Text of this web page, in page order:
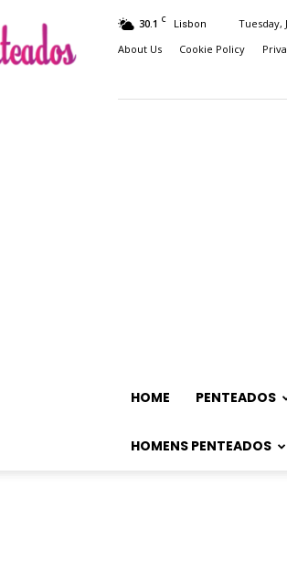
30.1 C Lisbon
Tuesday,
About Us
Cookie Policy
HOME PENTEADOS
HOMENS PENTEADOS